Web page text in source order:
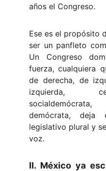
años el Congreso.
Ese es el propósito
ser un panfleto
Un Congreso
fuerza, cualquiera
de derecha, de
izquierda,
demócrata,
legislativo plural y
voz.
II. México ya